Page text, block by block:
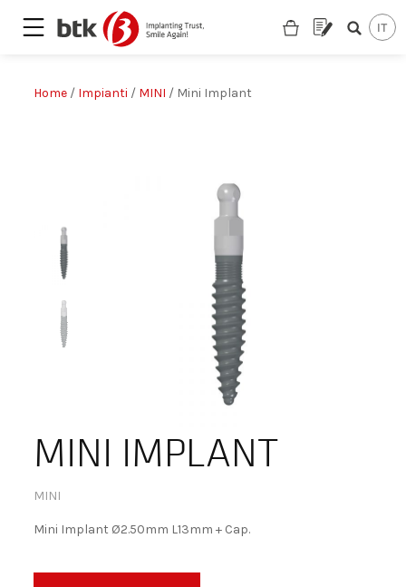
Are you looking for a partner?
Home / Impianti / MINI / Mini Implant
MINI IMPLANT
MINI
Mini Implant Ø2.50mm L13mm + Cap.